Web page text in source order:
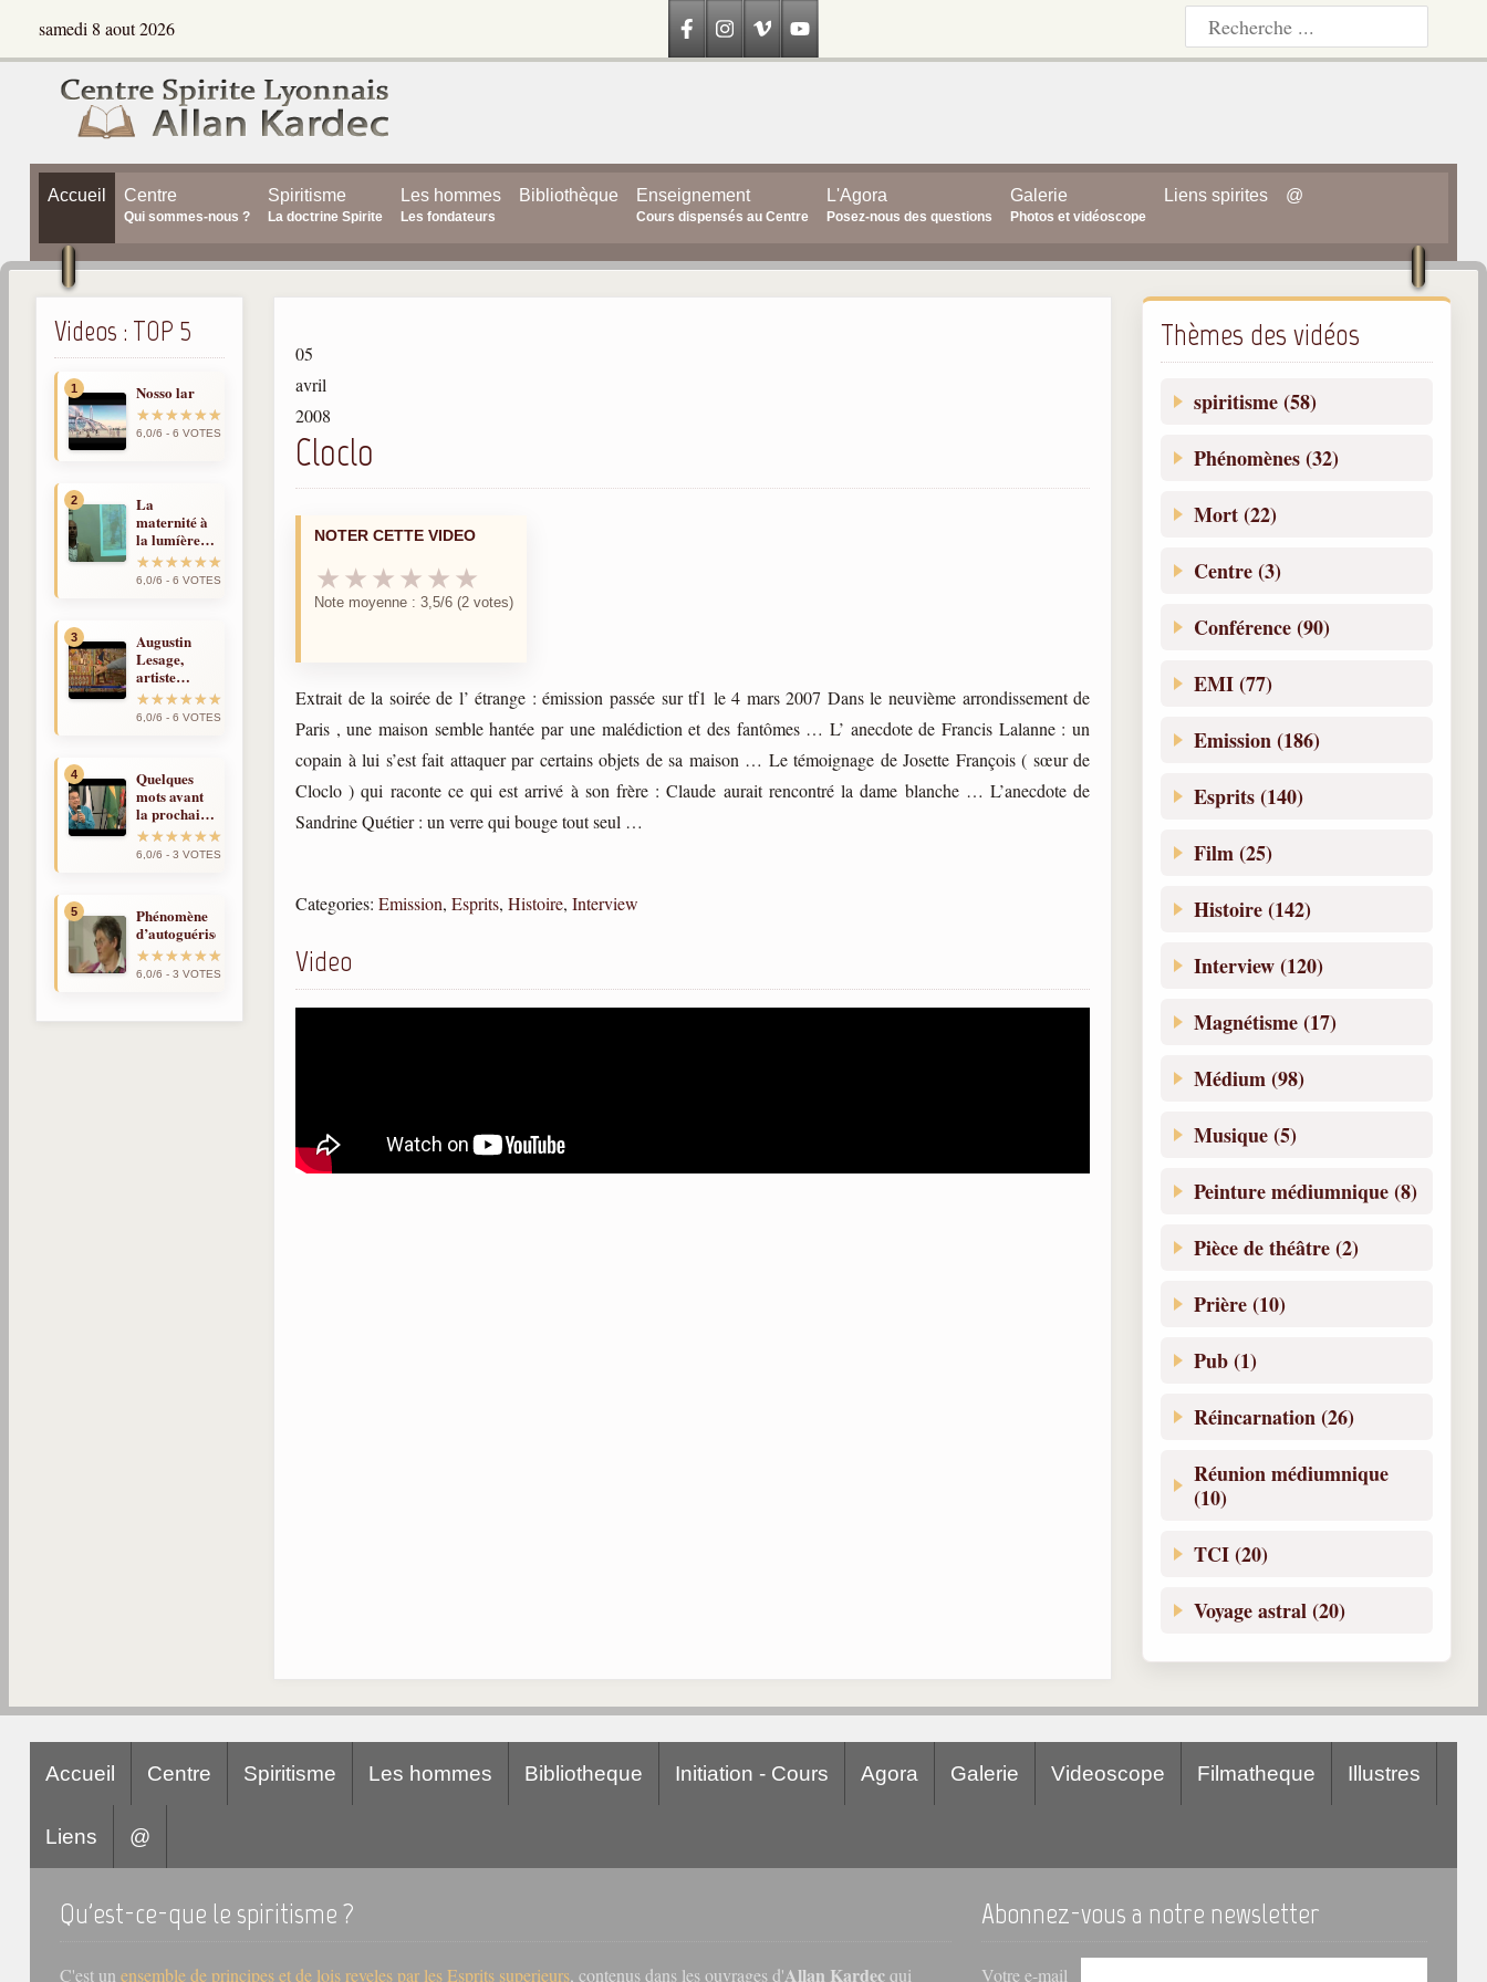
samedi 8 aout 2026
Accueil Centre
Qui sommes-nous ?
Spiritisme
La doctrine Spirite
Les hommes
Les fondateurs
Bibliothèque Enseignement
Cours dispensés au Centre
L'Agora
Posez-nous des questions
Galerie
Photos et vidéoscope
Liens spirites @
Videos : TOP 5
1 Nosso lar
6,0/6 - 6 VOTES
2
La
maternité à
la lumíère
de la
réincarnation
6,0/6 - 6 VOTES
3
Augustin
Lesage,
artiste
médium et
spirite
6,0/6 - 6 VOTES
4
Quelques
mots avant
la prochaine
fois
6,0/6 - 3 VOTES
5
Phénomène
d’autoguérison
6,0/6 - 3 VOTES
05
avril
2008
Cloclo
NOTER CETTE VIDEO
★ ★ ★ ★ ★ ★
Note moyenne : 3,5/6 (2 votes)
Extrait de la soirée de l’ étrange : émission passée sur tf1 le 4 mars 2007 Dans le neuvième arrondissement de
Paris , une maison semble hantée par une malédiction et des fantômes … L’ anecdote de Francis Lalanne : un
copain à lui s’est fait attaquer par certains objets de sa maison … Le témoignage de Josette François ( sœur de
Cloclo ) qui raconte ce qui est arrivé à son frère : Claude aurait rencontré la dame blanche … L’anecdote de
Sandrine Quétier : un verre qui bouge tout seul …
Categories:Emission,Esprits,Histoire,Interview
Video
Thèmes des vidéos
spiritisme (58)
Phénomènes (32)
Mort (22)
Centre (3)
Conférence (90)
EMI (77)
Emission (186)
Esprits (140)
Film (25)
Histoire (142)
Interview (120)
Magnétisme (17)
Médium (98)
Musique (5)
Peinture médiumnique (8)
Pièce de théâtre (2)
Prière (10)
Pub (1)
Réincarnation (26)
Réunion médiumnique
(10)
TCI (20)
Voyage astral (20)
Accueil Centre Spiritisme Les hommes Bibliotheque Initiation - Cours Agora Galerie Videoscope Filmatheque Illustres
Liens @
Qu'est-ce-que le spiritisme ?
C'est un ensemble de principes et de lois reveles par les Esprits superieurs, contenus dans les ouvrages d'Allan Kardecqui
Abonnez-vous a notre newsletter
Votre e-mail